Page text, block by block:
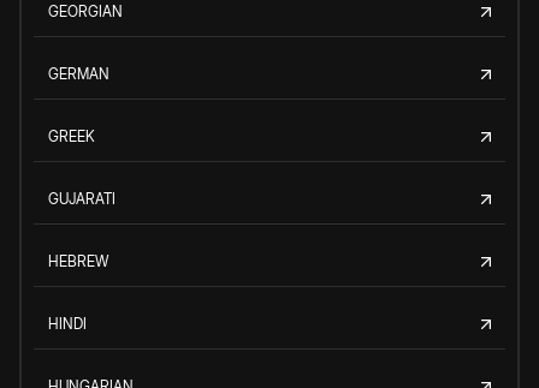
GEORGIAN
GERMAN
GREEK
GUJARATI
HEBREW
HINDI